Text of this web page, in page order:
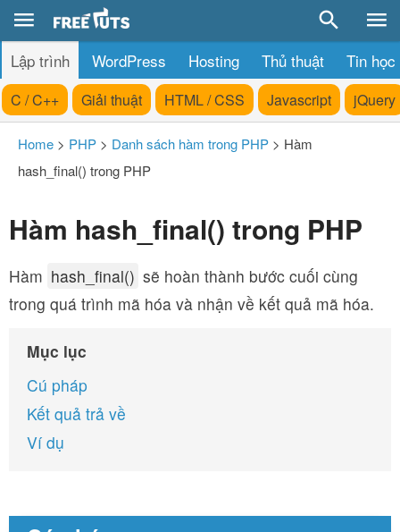
Lập trình WordPress Hosting Thủ thuật Tin học
C / C++ Giải thuật HTML / CSS Javascript jQuery
Home > PHP > Danh sách hàm trong PHP > Hàm
hash_final() trong PHP
Hàm hash_final() trong PHP
Hàm hash_final() sẽ hoàn thành bước cuối cùng
trong quá trình mã hóa và nhận về kết quả mã hóa.
Mục lục
Cú pháp
Kết quả trả về
Ví dụ